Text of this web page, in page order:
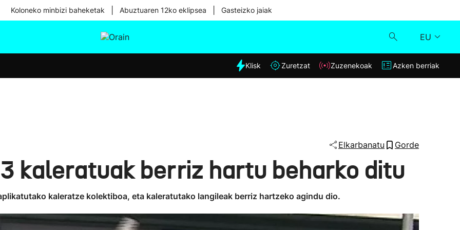
Koloneko minbizi baheketak Abuztuaren 12ko eklipsea Gasteizko jaiak
EU
Eguraldia
Klisk
Azken berriak
Klisk Zuretzat Zuzenekoak Azken berriak
Elkarbanatu Gorde
kaleratuak berriz hartu beharko ditu
kaleratze kolektiboa, eta kaleratutako langileak berriz hartzeko agindu dio.